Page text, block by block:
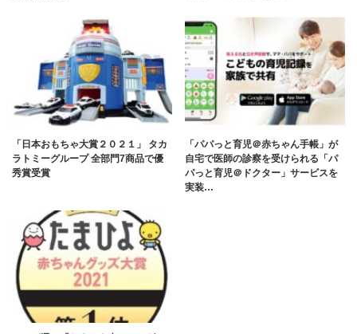
「日本おもちゃ大賞２０２１」 タカ
ラトミーグループ 全部門7商品で優
秀賞受賞
「パパっと育児＠赤ちゃん手帳」が
自宅で医師の診察を受けられる「パ
パっと育児＠ドクター」サービスを
実装…